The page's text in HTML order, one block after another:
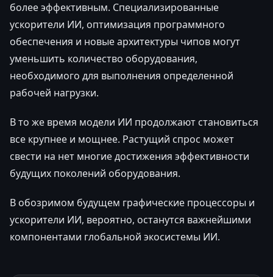
более эффективным. Специализированные
ускорители ИИ, оптимизация программного
обеспечения и новые архитектуры чипов могут
уменьшить количество оборудования,
необходимого для выполнения определенной
рабочей нагрузки.
В то же время модели ИИ продолжают становиться
все крупнее и мощнее. Растущий спрос может
свести на нет многие достижения эффективности
будущих поколений оборудования.
В обозримом будущем графические процессоры и
ускорители ИИ, вероятно, останутся важнейшими
компонентами глобальной экосистемы ИИ.